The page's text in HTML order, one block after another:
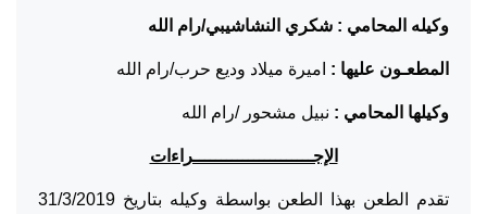
وكيله المحامي : شكري النشاشيبي/رام الله
المطعـون عليها : اميرة ميلاد وديع حرب/رام الله
وكيلها المحامي : نبيل مشحور /رام الله
الإجــــــــــــــــــــــراءات
تقدم الطعن بهذا الطعن بواسطة وكيله بتاريخ 31/3/2019